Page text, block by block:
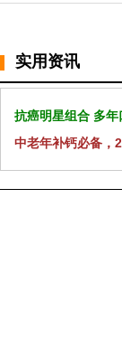
实用资讯
抗癌明星组合 多
中老年补钙必备，